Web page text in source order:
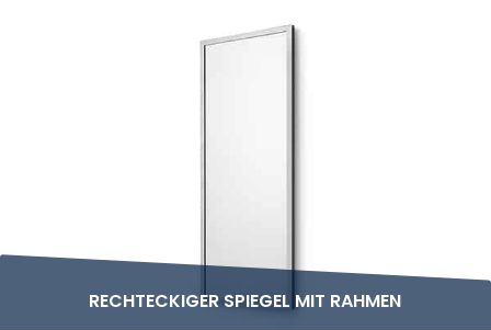
RECHTECKIGER SPIEGEL MIT RAHMEN